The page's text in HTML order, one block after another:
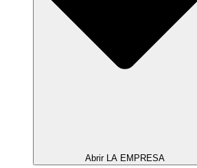
Abrir LA EMPRESA